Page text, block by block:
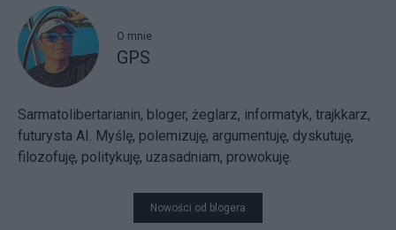
O mnie
GPS
Sarmatolibertarianin, bloger, żeglarz, informatyk, trajkkarz,
futurysta AI. Myślę, polemizuję, argumentuję, dyskutuję,
filozofuję, politykuję, uzasadniam, prowokuję.
Nowości od blogera